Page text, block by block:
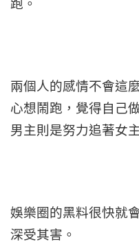
跑。
兩個人的感情不會這
心想鬧跑，覺得自己
男主則是努力追著女
娛樂圈的黑料很快就
深受其害。